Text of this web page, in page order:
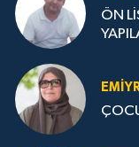
ÖN